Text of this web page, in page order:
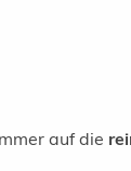
auf die